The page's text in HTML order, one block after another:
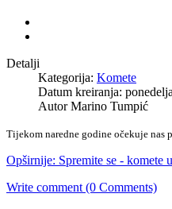
Detalji
Kategorija: Komete
Datum kreiranja:
Autor Marino Tumpić
Tijekom naredne godine očekuje nas
Opširnije: Spremite se - komete
Write comment (0 Comments)